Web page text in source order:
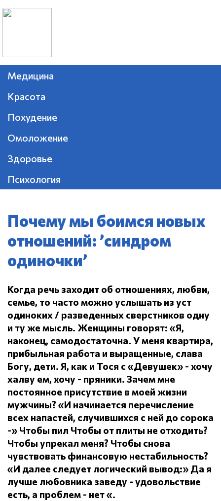
Медицина
Красота
Похудение
Омоложение
Здоровье
Психология
Почему мы боимся новых
отношений: ’синдром
одиночки’
Когда речь заходит об отношениях, любви,
семье, то часто можно услышать из уст
одиноких / разведенных сверстников одну
и ту же мысль. Женщины говорят: «Я,
наконец, самодостаточна. У меня квартира,
прибыльная работа и выращенные, слава
Богу, дети. Я, как и Тося с «Девушек» - хочу
халву ем, хочу - пряники. Зачем мне
постоянное присутствие в моей жизни
мужчины? «И начинается перечисление
всех напастей, случившихся с ней до сорока
-» Чтобы пил Чтобы от плиты не отходить?
Чтобы упрекал меня? Чтобы снова
чувствовать финансовую нестабильность?
«И далее следует логический вывод:» Да я
лучше любовника заведу - удовольствие
есть, а проблем - нет «.